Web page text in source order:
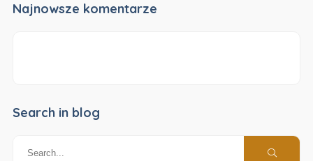
Najnowsze komentarze
Search in blog